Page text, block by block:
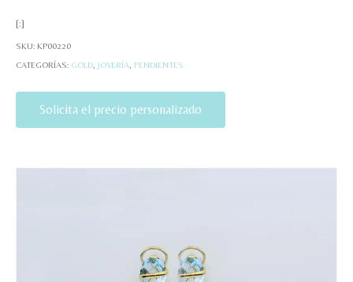
[:]
SKU: KP00220
CATEGORÍAS: GOLD JOYERÍA PENDIENTES
Solicita el precio personalizado